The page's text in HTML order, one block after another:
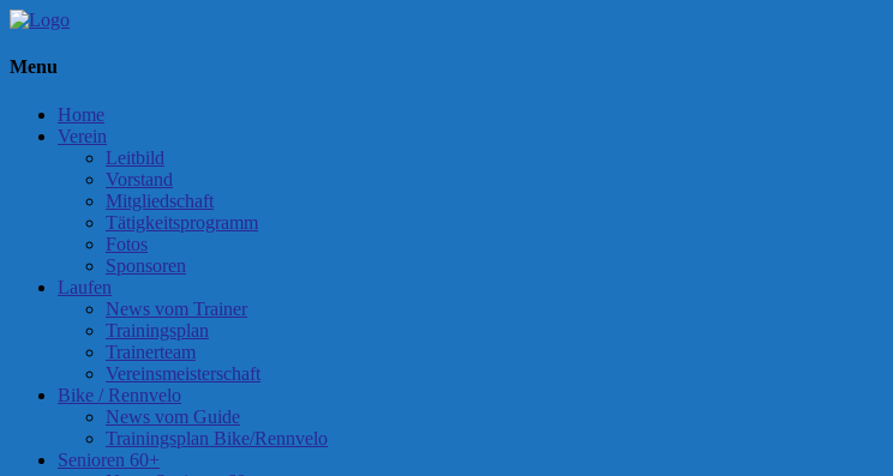
Menu
Home
Verein
Leitbild
Vorstand
Mitgliedschaft
Tätigkeitsprogramm
Fotos
Sponsoren
Laufen
News vom Trainer
Trainingsplan
Trainerteam
Vereinsmeisterschaft
Bike / Rennvelo
News vom Guide
Trainingsplan Bike/Rennvelo
Senioren 60+